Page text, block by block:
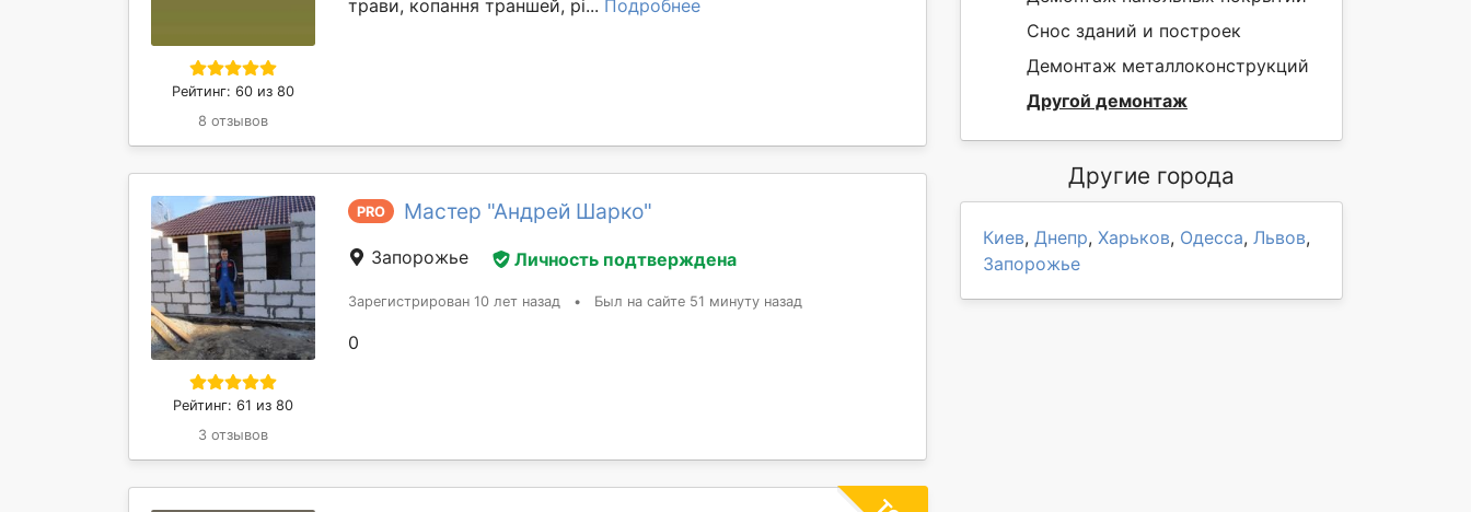
Рейтинг: 60 из 80
8 отзывов
трави, копання траншей, рі... Подробнее
Рейтинг: 61 из 80
3 отзывов
PRO Мастер "Андрей Шарко"
Запорожье Личность подтверждена
Зарегистрирован 10 лет назад • Был на сайте 51 минуту назад
0
Снос зданий и построек
Демонтаж металлоконструкций
Другой демонтаж
Другие города
Киев, Днепр, Харьков, Одесса, Львов,
Запорожье